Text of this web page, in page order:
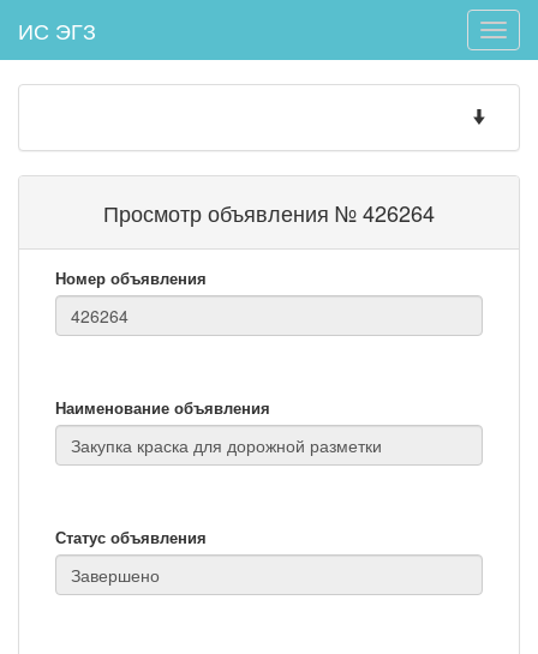
Toggle
ИС ЭГЗ
Toggle
Просмотр объявления № 426264
Номер объявления
Наименование объявления
Статус объявления